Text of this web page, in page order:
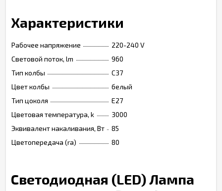
Характеристики
Рабочее напряжение
220-240 V
Световой поток, lm
960
Тип колбы
C37
Цвет колбы
белый
Тип цоколя
Е27
Цветовая температура, k
3000
Эквивалент накаливания, Вт
85
Цветопередача (ra)
80
Светодиодная (LED) Лампа